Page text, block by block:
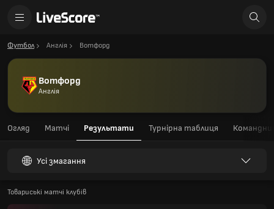
Футбол Англія Вотфорд
Вотфорд
Англія
Огляд Матчі Результати Турнірна таблиця
Усі змагання
Товариські матчі клубів